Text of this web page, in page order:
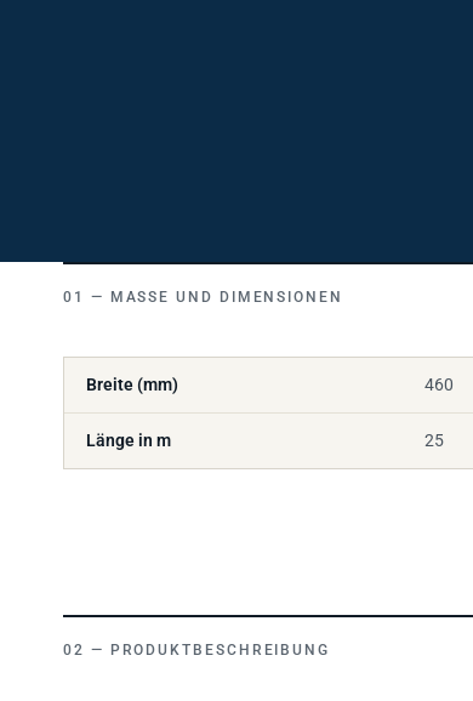
MASSE UND DIMENSIONEN
Breite (mm) 460
Länge in m 25
PRODUKTBESCHREIBUNG